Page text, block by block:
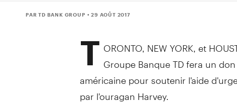
PAR TD BANK GROUP • 29 AOÛT 2017
T ORONTO, NEW YORK , et
Groupe Banque TD fera un
américaine pour soutenir l'aide
par l'ouragan Harvey.